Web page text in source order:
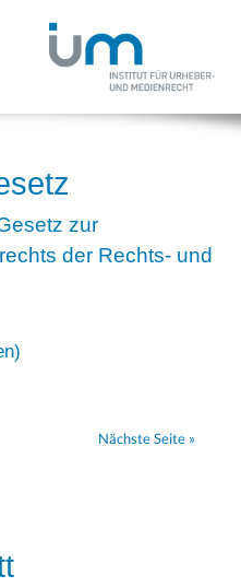
zur
der Rechts- und
)
Nächste Seite »